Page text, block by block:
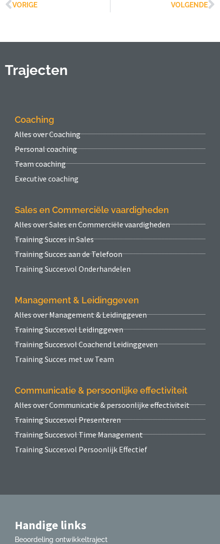
VORIGE VOLGENDE
Trajecten
Coaching
Alles over Coaching
Personal coaching
Team coaching
Executive coaching
Sales en Commerciële vaardigheden
Alles over Sales en Commerciële vaardigheden
Training Succes in Sales
Training Succes aan de Telefoon
Training Succesvol Onderhandelen
Management & Leidinggeven
Alles over Management & Leidinggeven
Training Succesvol Leidinggeven
Training Succesvol Coachend Leidinggeven
Training Succes met uw Team
Communicatie & persoonlijke effectiviteit
Alles over Communicatie & persoonlijke effectiviteit
Training Succesvol Presenteren
Training Succesvol Time Management
Training Succesvol Persoonlijk Effectief
Handige links
Beoordeling ontwikkeltraject